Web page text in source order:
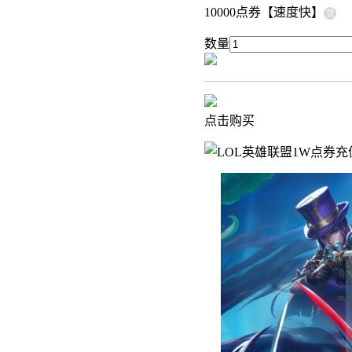
10000点券【速度快】 货
数量
点击购买